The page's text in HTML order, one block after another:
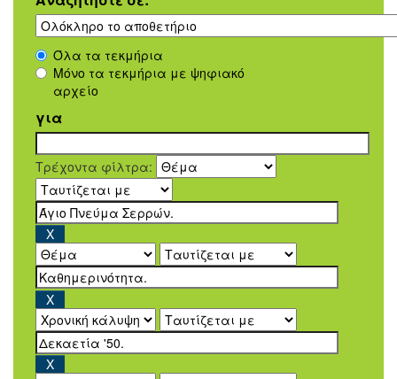
Όλα τα τεκμήρια
Μόνο τα τεκμήρια με ψηφιακό
αρχείο
για
Τρέχοντα φίλτρα: